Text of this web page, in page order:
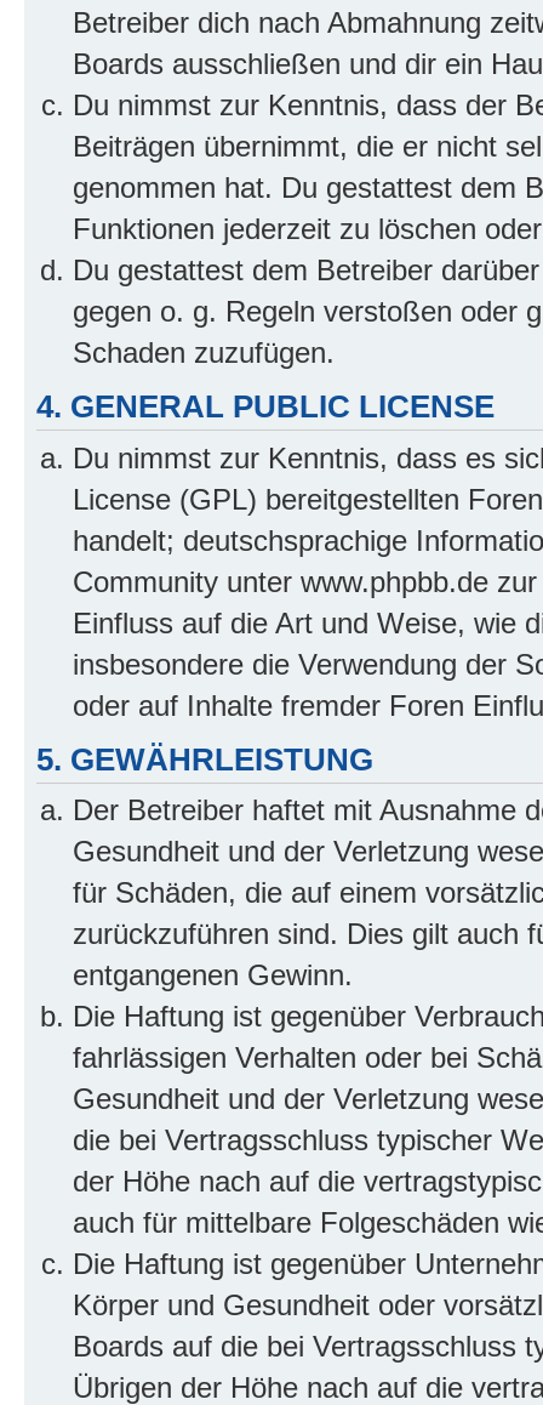
Betreiber dich nach Abmahnung
Boards ausschließen und dir ein
Du nimmst zur Kenntnis, dass der
Beiträgen übernimmt, die er nicht
genommen hat. Du gestattest dem
Funktionen jederzeit zu löschen
Du gestattest dem Betreiber
gegen o. g. Regeln verstoßen oder
Schaden zuzufügen.
4. GENERAL PUBLIC LICENSE
Du nimmst zur Kenntnis, dass es
License (GPL) bereitgestellten
handelt; deutschsprachige
Community unter www.phpbb.de
Einfluss auf die Art und Weise, wie
insbesondere die Verwendung der
oder auf Inhalte fremder Foren
5. GEWÄHRLEISTUNG
Der Betreiber haftet mit Ausnahme
Gesundheit und der Verletzung
für Schäden, die auf einem
zurückzuführen sind. Dies gilt auch
entgangenen Gewinn.
Die Haftung ist gegenüber
fahrlässigen Verhalten oder bei
Gesundheit und der Verletzung
die bei Vertragsschluss typischer
der Höhe nach auf die
auch für mittelbare Folgeschäden
Die Haftung ist gegenüber
Körper und Gesundheit oder
Boards auf die bei Vertragsschluss
Übrigen der Höhe nach auf die